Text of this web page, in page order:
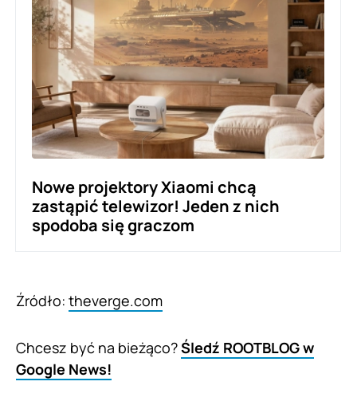
Nowe projektory Xiaomi chcą
zastąpić telewizor! Jeden z nich
spodoba się graczom
Źródło: theverge.com
Chcesz być na bieżąco?Śledź ROOTBLOG w
Google News!